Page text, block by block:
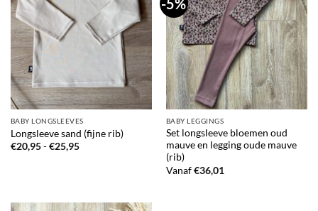
BABY LONGSLEEVES
Longsleeve sand (fijne rib)
€20,95 - €25,95Prijsklasse:
-5%
BABY LEGGINGS
Set longsleeve bloemen oud
mauve en legging oude mauve
(rib)
Vanaf €36,01